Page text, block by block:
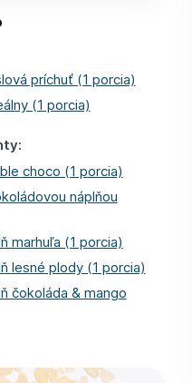
príchuť (1 porcia)
(1 porcia)
choco (1 porcia)
náplňou
marhuľa (1 porcia)
lesné plody (1 porcia)
čokoláda & mango